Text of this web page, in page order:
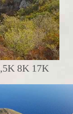
8K 17K